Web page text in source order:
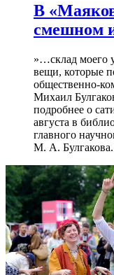
В
смешном
»…склад моего
вещи, которые
общественно-
Михаил
подробнее о
августа в
главного
М. А.